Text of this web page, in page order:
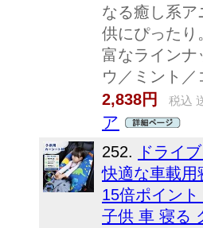
なる癒し系
供にぴった
富なラインナ
ウ／ミント
2,838円
税込
ア
252.
ドライ
快適な車載用
15倍ポイン
子供 車 寝る